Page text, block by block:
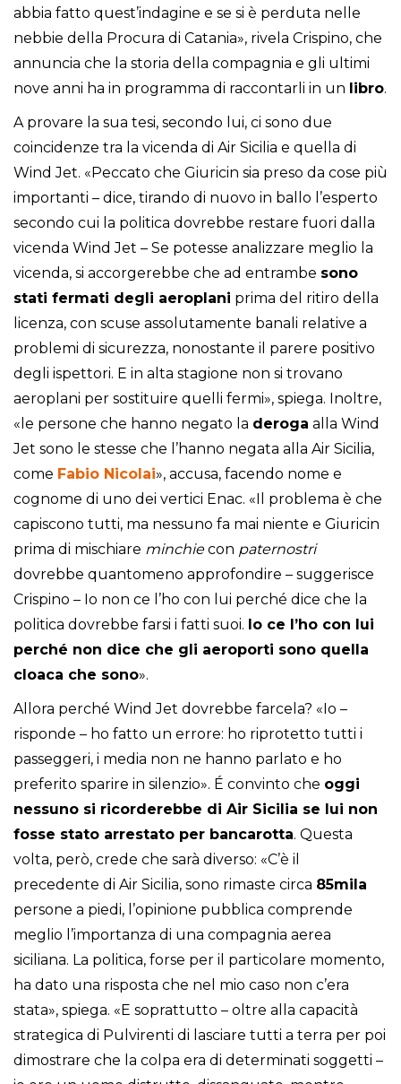
abbia fatto quest’indagine e se si è perduta nelle
nebbie della Procura di Catania», rivela Crispino, che
annuncia che la storia della compagnia e gli ultimi
nove anni ha in programma di raccontarli in un libro.
A provare la sua tesi, secondo lui, ci sono due
coincidenze tra la vicenda di Air Sicilia e quella di
Wind Jet. «Peccato che Giuricin sia preso da cose più
importanti – dice, tirando di nuovo in ballo l’esperto
secondo cui la politica dovrebbe restare fuori dalla
vicenda Wind Jet – Se potesse analizzare meglio la
vicenda, si accorgerebbe che ad entrambe sono
stati fermati degli aeroplani prima del ritiro della
licenza, con scuse assolutamente banali relative a
problemi di sicurezza, nonostante il parere positivo
degli ispettori. E in alta stagione non si trovano
aeroplani per sostituire quelli fermi», spiega. Inoltre,
«le persone che hanno negato la deroga alla Wind
Jet sono le stesse che l’hanno negata alla Air Sicilia,
come Fabio Nicolai», accusa, facendo nome e
cognome di uno dei vertici Enac. «Il problema è che
capiscono tutti, ma nessuno fa mai niente e Giuricin
prima di mischiare minchiecon paternostri
dovrebbe quantomeno approfondire – suggerisce
Crispino – Io non ce l’ho con lui perché dice che la
politica dovrebbe farsi i fatti suoi. Io ce l’ho con lui
perché non dice che gli aeroporti sono quella
cloaca che sono».
Allora perché Wind Jet dovrebbe farcela? «Io –
risponde – ho fatto un errore: ho riprotetto tutti i
passeggeri, i media non ne hanno parlato e ho
preferito sparire in silenzio». É convinto che oggi
nessuno si ricorderebbe di Air Sicilia se lui non
fosse stato arrestato per bancarotta. Questa
volta, però, crede che sarà diverso: «C’è il
precedente di Air Sicilia, sono rimaste circa 85mila
persone a piedi, l’opinione pubblica comprende
meglio l’importanza di una compagnia aerea
siciliana. La politica, forse per il particolare momento,
ha dato una risposta che nel mio caso non c’era
stata», spiega. «E soprattutto – oltre alla capacità
strategica di Pulvirenti di lasciare tutti a terra per poi
dimostrare che la colpa era di determinati soggetti –